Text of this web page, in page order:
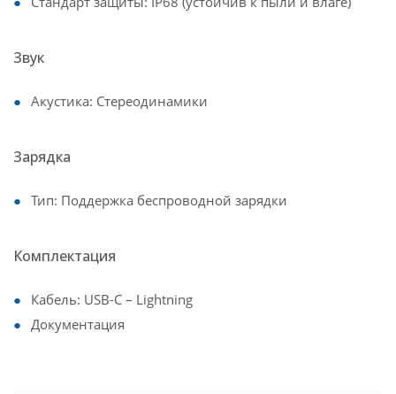
Звук
Акустика: Стереодинамики
Зарядка
Тип: Поддержка беспроводной зарядки
Комплектация
Кабель: USB-C – Lightning
Документация